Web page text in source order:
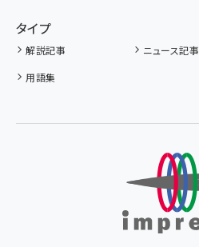
タイプ
解説記事 ニュース記事
用語集